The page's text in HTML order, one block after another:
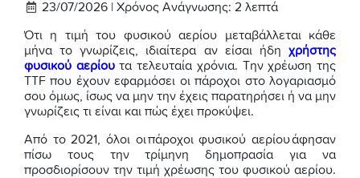
23/07/2026 | Χρόνος Ανάγνωσης: 2 λεπτά
Ότι η τιμή του φυσικού αερίου μεταβάλλεται κάθε
μήνα το γνωρίζεις, ιδιαίτερα αν είσαι ήδη χρήστης
φυσικού αερίου τα τελευταία χρόνια. Την χρέωση της
TTF που έχουν εφαρμόσει οι πάροχοι στο λογαριασμό
σου όμως, ίσως να μην την έχεις παρατηρήσει ή να μην
γνωρίζεις τι είναι και πώς έχει προκύψει.
Από το 2021, όλοι οι πάροχοι φυσικού αερίου άφησαν
πίσω τους την τρίμηνη δημοπρασία για να
προσδιορίσουν την τιμή χρέωσης του φυσικού αερίου.